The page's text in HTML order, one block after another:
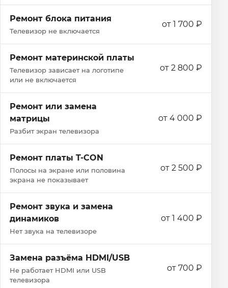
Ремонт блока питания
Телевизор не включается
от 1 700 ₽
Ремонт материнской платы
Телевизор зависает на логотипе
или не включается
от 2 800 ₽
Ремонт или замена
матрицы
Разбит экран телевизора
от 4 000 ₽
Ремонт платы T-CON
Полосы на экране или половина
экрана не показывает
от 2 500 ₽
Ремонт звука и замена
динамиков
Нет звука на телевизоре
от 1 400 ₽
Замена разъёма HDMI/USB
Не работает HDMI или USB
телевизора
от 700 ₽